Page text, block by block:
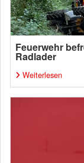
Feuerwehr
Radlader
Weiterlesen